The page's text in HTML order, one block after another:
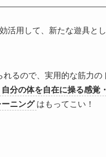
活用して、新たな遊具と
れるので、実用的な筋力
自分の体を自在に操る感覚
ーニング はもってこい！